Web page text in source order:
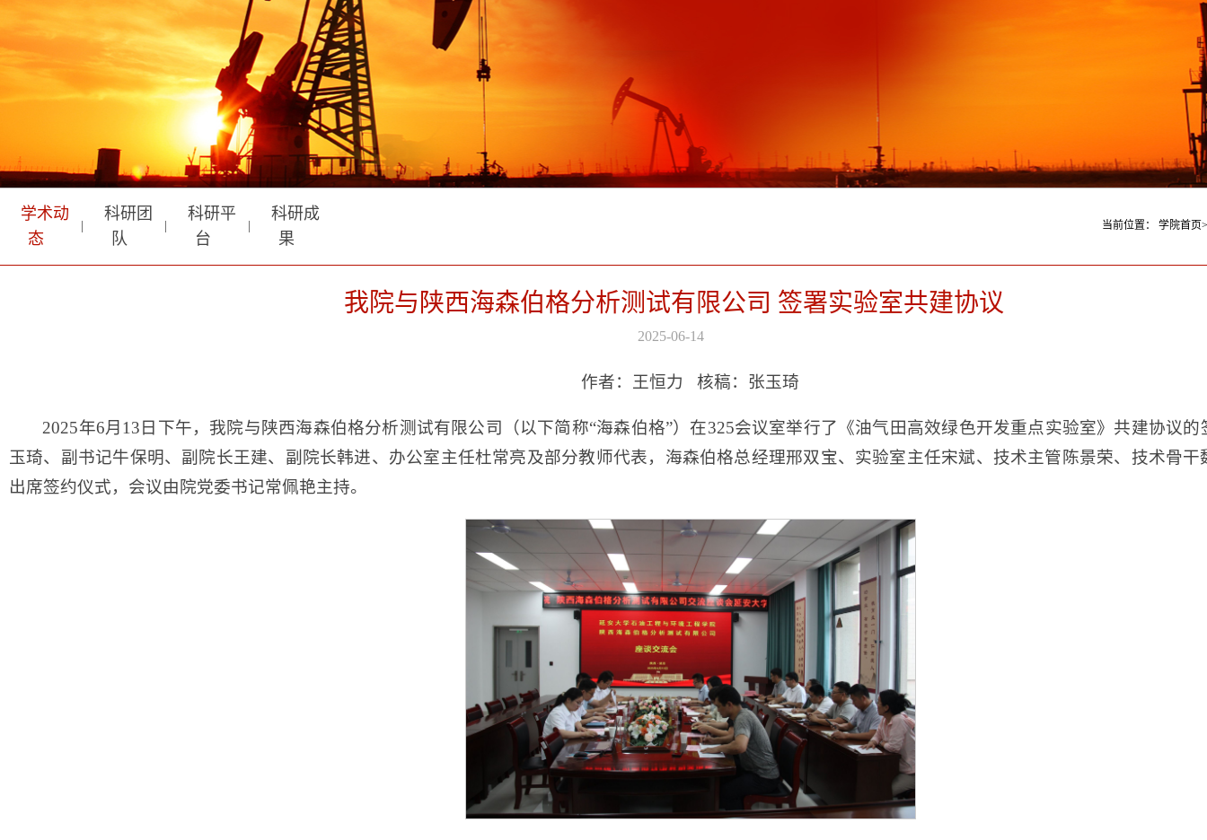
学术动
态
|
科研团
队
|
科研平
台
|
科研成
果
当前位置： 学院首页
我院与陕西海森伯格分析测试有限公司 签署实验室共建协议
2025-06-14
作者：王恒力 核稿：张玉琦
2025年6月13日下午，我院与陕西海森伯格分析测试有限公司（以下简称“海森伯格”）在325会议室举行了《油气田高效绿色开发重点实验室》共建协议
玉琦、副书记牛保明、副院长王建、副院长韩进、办公室主任杜常亮及部分教师代表，海森伯格总经理邢双宝、实验室主任宋斌、技术主管陈景荣、技术骨干
出席签约仪式，会议由院党委书记常佩艳主持。